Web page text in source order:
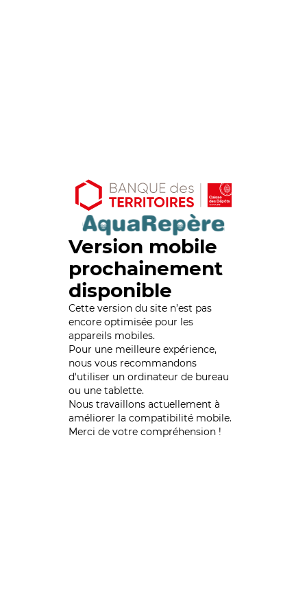
Version mobile
prochainement
disponible
Cette version du site n’est pas
encore optimisée pour les
appareils mobiles.
Pour une meilleure expérience,
nous vous recommandons
d'utiliser un ordinateur de bureau
ou une tablette.
Nous travaillons actuellement à
améliorer la compatibilité mobile.
Merci de votre compréhension !